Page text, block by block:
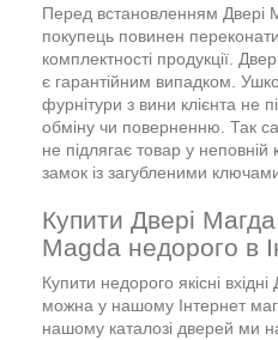
Перед встановленням Двері
покупець повинен
комплектності продукції.
є гарантійним випадком.
фурнітури з вини клієнта не
обміну чи поверненню. Так
не підлягає товар у неповній
замок із загубленими
Купити Двері
Magda недорого в
Купити недорого якісні
можна у нашому Інтернет
нашому каталозі дверей ми